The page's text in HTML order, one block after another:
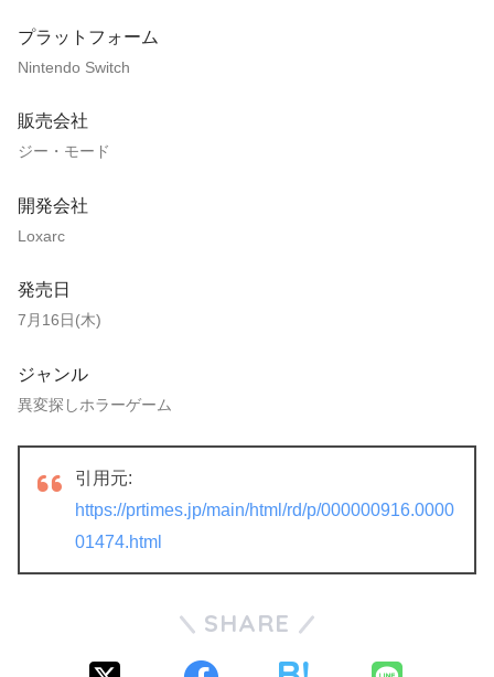
プラットフォーム
Nintendo Switch
販売会社
ジー・モード
開発会社
Loxarc
発売日
7月16日(木)
ジャンル
異変探しホラーゲーム
引用元:
https://prtimes.jp/main/html/rd/p/000000916.0000
01474.html
SHARE